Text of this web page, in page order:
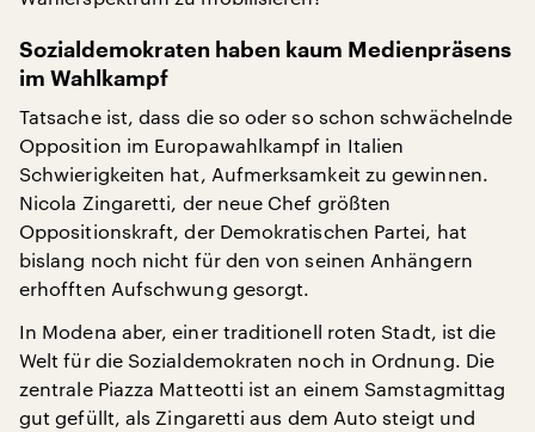
Sozialdemokraten haben kaum Medienpräsens
im Wahlkampf
Tatsache ist, dass die so oder so schon schwächelnde
Opposition im Europawahlkampf in Italien
Schwierigkeiten hat, Aufmerksamkeit zu gewinnen.
Nicola Zingaretti, der neue Chef größten
Oppositionskraft, der Demokratischen Partei, hat
bislang noch nicht für den von seinen Anhängern
erhofften Aufschwung gesorgt.
In Modena aber, einer traditionell roten Stadt, ist die
Welt für die Sozialdemokraten noch in Ordnung. Die
zentrale Piazza Matteotti ist an einem Samstagmittag
gut gefüllt, als Zingaretti aus dem Auto steigt und